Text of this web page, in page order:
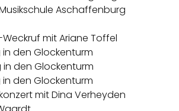
Aschaffenburg
Weckruf mit Ariane Toffel
in den Glockenturm
in den Glockenturm
in den Glockenturm
mit Dina Verheyden